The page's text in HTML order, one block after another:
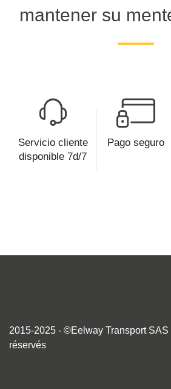
mantener su
Servicio cliente
disponible 7d/7
Pago seguro
2015-2025 - ©Eelway Transport SAS
réservés